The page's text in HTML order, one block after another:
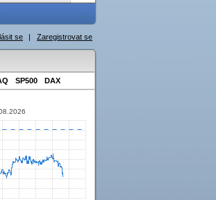
se | Zaregistrovat se
SP500 DAX